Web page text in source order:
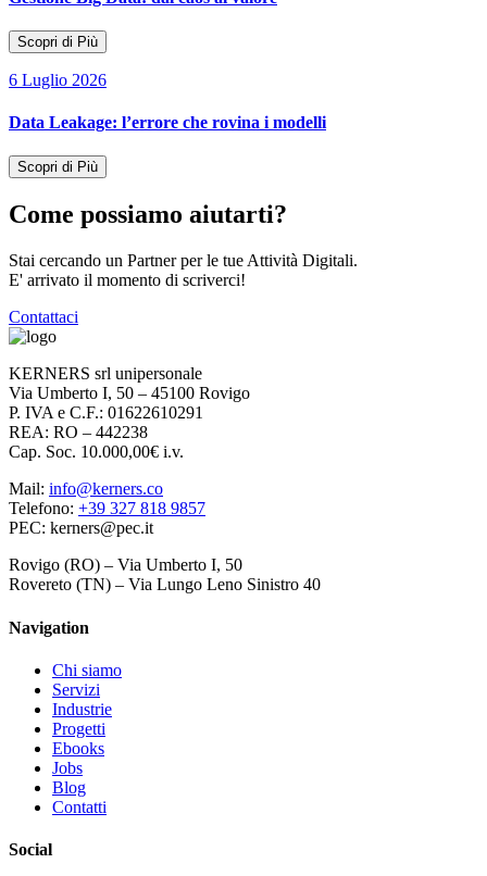
Scopri di Più
6 Luglio 2026
Data Leakage: l’errore che rovina i modelli
Scopri di Più
Come possiamo aiutarti?
Stai cercando un Partner per le tue Attività Digitali.
E' arrivato il momento di scriverci!
Contattaci
KERNERS srl unipersonale
Via Umberto I, 50 – 45100 Rovigo
P. IVA e C.F.: 01622610291
REA: RO – 442238
Cap. Soc. 10.000,00€ i.v.
Mail: info@kerners.co
Telefono: +39 327 818 9857
PEC: kerners@pec.it
Rovigo (RO) – Via Umberto I, 50
Rovereto (TN) – Via Lungo Leno Sinistro 40
Navigation
Chi siamo
Servizi
Industrie
Progetti
Ebooks
Jobs
Blog
Contatti
Social